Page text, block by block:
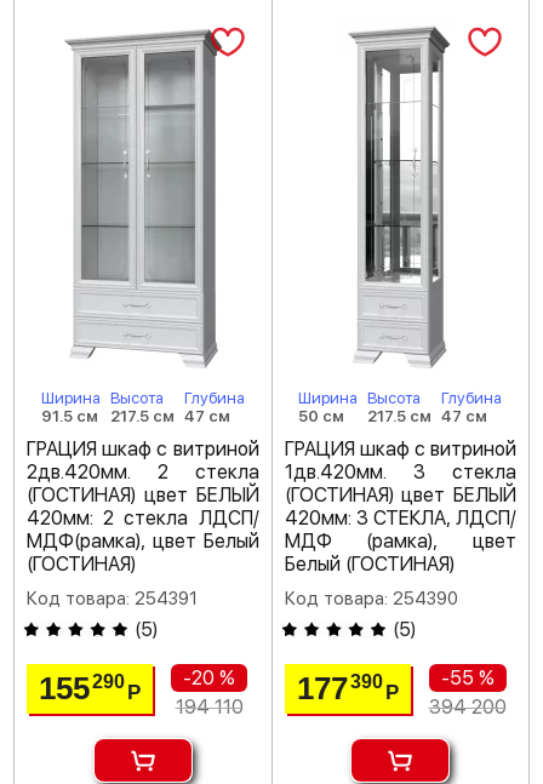
Ширина
91.5 см
Высота
217.5 см
Глубина
47 см
ГРАЦИЯ шкаф с витриной
2дв.420мм. 2 стекла
(ГОСТИНАЯ) цвет БЕЛЫЙ
420мм: 2 стекла ЛДСП/
МДФ(рамка), цвет Белый
(ГОСТИНАЯ)
Код товара: 254391
(5)
155290Р
-20 %
194 110
Ширина
50 см
Высота
217.5 см
Глубина
47 см
ГРАЦИЯ шкаф с витриной
1дв.420мм. 3 стекла
(ГОСТИНАЯ) цвет БЕЛЫЙ
420мм: 3 СТЕКЛА, ЛДСП/
МДФ (рамка), цвет
Белый (ГОСТИНАЯ)
Код товара: 254390
(5)
177390 Р
-55 %
394 200